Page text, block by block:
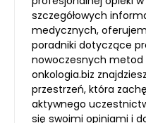
szczegółowych
medycznych,
poradniki dotyczące
nowoczesnych metod
onkologia.biz
przestrzeń, która
aktywnego
się swoimi opiniami i